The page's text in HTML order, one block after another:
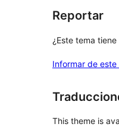
Reportar
¿Este tema
Informar de este
This theme is